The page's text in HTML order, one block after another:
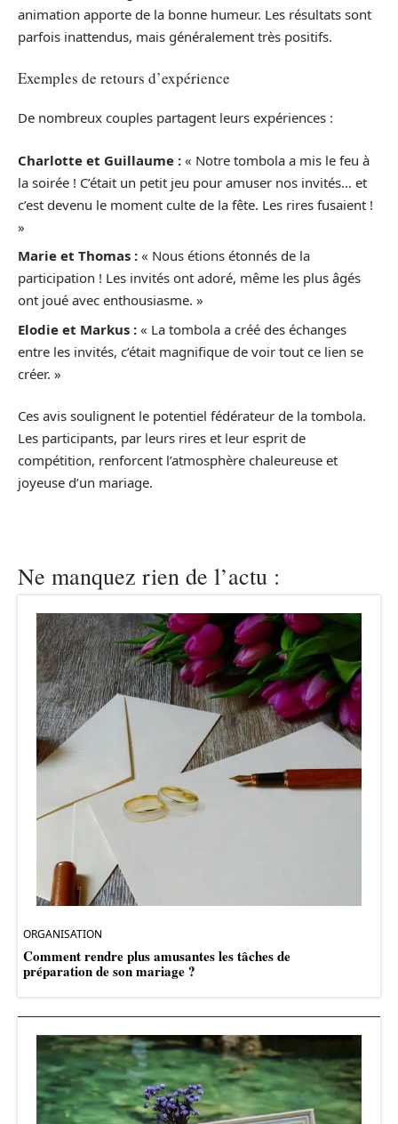
animation apporte de la bonne humeur. Les résultats sont
parfois inattendus, mais généralement très positifs.
Exemples de retours d’expérience
De nombreux couples partagent leurs expériences :
Charlotte et Guillaume : « Notre tombola a mis le feu à
la soirée ! C’était un petit jeu pour amuser nos invités… et
c’est devenu le moment culte de la fête. Les rires fusaient !
»
Marie et Thomas : « Nous étions étonnés de la
participation ! Les invités ont adoré, même les plus âgés
ont joué avec enthousiasme. »
Elodie et Markus : « La tombola a créé des échanges
entre les invités, c’était magnifique de voir tout ce lien se
créer. »
Ces avis soulignent le potentiel fédérateur de la tombola.
Les participants, par leurs rires et leur esprit de
compétition, renforcent l’atmosphère chaleureuse et
joyeuse d’un mariage.
Ne manquez rien de l’actu :
ORGANISATION
Comment rendre plus amusantes les tâches de
préparation de son mariage ?